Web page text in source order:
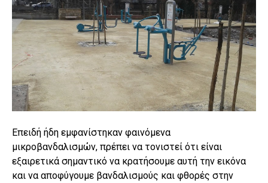
Επειδή ήδη εμφανίστηκαν φαινόμενα
μικροβανδαλισμών, πρέπει να τονιστεί ότι είναι
εξαιρετικά σημαντικό να κρατήσουμε αυτή την εικόνα
και να αποφύγουμε βανδαλισμούς και φθορές στην